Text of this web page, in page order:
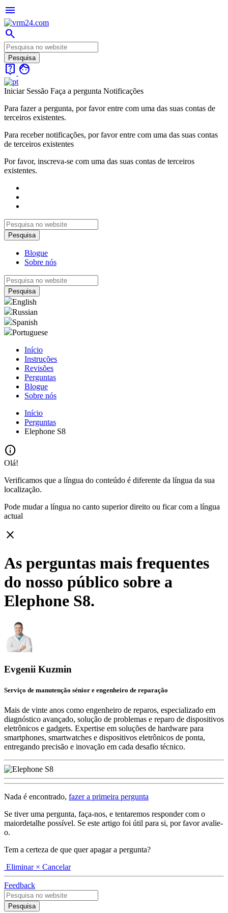
menu
search
live_help face
Iniciar Sessão Faça a pergunta Notificações
Para fazer a pergunta, por favor entre com uma das suas contas de
terceiros existentes.
Para receber notificações, por favor entre com uma das suas contas
de terceiros existentes
Por favor, inscreva-se com uma das suas contas de terceiros
existentes.
Blogue
Sobre nós
English
Russian
Spanish
Portuguese
Início
Instruções
Revisões
Perguntas
Blogue
Sobre nós
Início
Perguntas
Elephone S8
info
Olá!
Verificamos que a língua do conteúdo é diferente da língua da sua
localização.
Pode mudar a língua no canto superior direito ou ficar com a língua
actual
close
As perguntas mais frequentes
do nosso público sobre a
Elephone S8.
Evgenii Kuzmin
Serviço de manutenção sénior e engenheiro de reparação
Mais de vinte anos como engenheiro de reparos, especializado em
diagnóstico avançado, solução de problemas e reparo de dispositivos
eletrônicos e gadgets. Expertise em soluções de hardware para
smartphones, smartwatches e dispositivos eletrônicos de ponta,
entregando precisão e inovação em cada desafio técnico.
Nada é encontrado, fazer a primeira pergunta
Se tiver uma pergunta, faça-nos, e tentaremos responder com o
maiordetalhe possível. Se este artigo foi útil para si, por favor avalie-
o.
Tem a certeza de que quer apagar a pergunta?
Eliminar × Cancelar
Feedback